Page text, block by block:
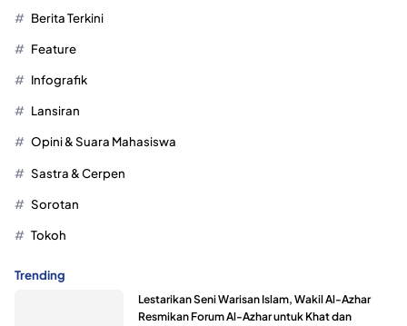
Berita Terkini
Feature
Infografik
Lansiran
Opini & Suara Mahasiswa
Sastra & Cerpen
Sorotan
Tokoh
Trending
Lestarikan Seni Warisan Islam, Wakil Al-Azhar
Resmikan Forum Al-Azhar untuk Khat dan